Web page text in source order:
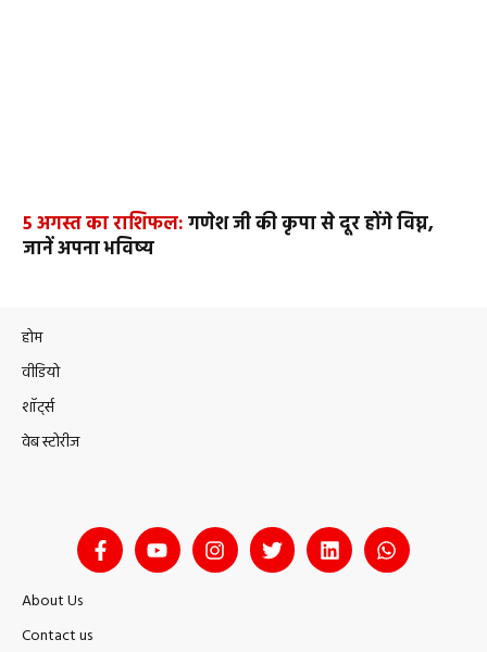
5 अगस्त का राशिफल:गणेश जी की कृपा से दूर होंगे विघ्न,
जानें अपना भविष्य
होम
वीडियो
शॉर्ट्स
वेब स्टोरीज
About Us
Contact us